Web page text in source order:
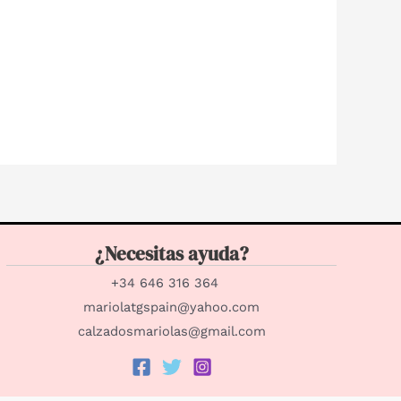
¿Necesitas ayuda?
+34 646 316 364
mariolatgspain@yahoo.com
calzadosmariolas@gmail.com